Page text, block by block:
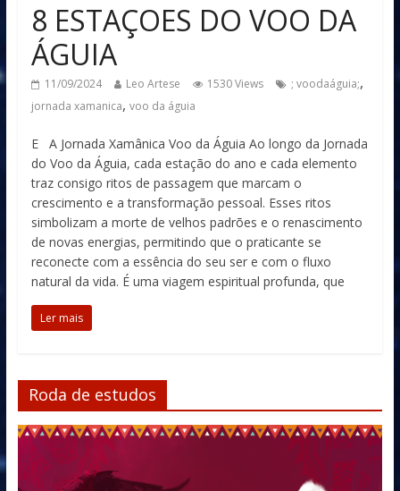
8 ESTAÇOES DO VOO DA
ÁGUIA
11/09/2024 Leo Artese 1530 Views ; voodaáguia;,
jornada xamanica, voo da águia
E A Jornada Xamânica Voo da Águia Ao longo da Jornada
do Voo da Águia, cada estação do ano e cada elemento
traz consigo ritos de passagem que marcam o
crescimento e a transformação pessoal. Esses ritos
simbolizam a morte de velhos padrões e o renascimento
de novas energias, permitindo que o praticante se
reconecte com a essência do seu ser e com o fluxo
natural da vida. É uma viagem espiritual profunda, que
Ler mais
Roda de estudos